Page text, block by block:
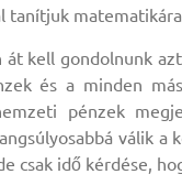
tanítjuk
át kell gondolnunk
és a minden
pénzek
válik
csak idő kérdése,